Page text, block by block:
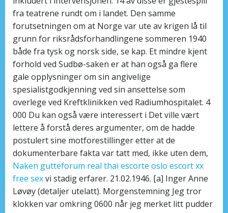
fra teatrene rundt om i landet. Den samme
forutsetningen om at Norge var ute av krigen lå til
grunn for riksrådsforhandlingene sommeren 1940
både fra tysk og norsk side, se kap. Et mindre kjent
forhold ved Sudbø-saken er at han også ga flere
gale opplysninger om sin angivelige
spesialistgodkjenning ved sin ansettelse som
overlege ved Kreftklinikken ved Radiumhospitalet. 4
000 Du kan også være interessert i Det ville vært
lettere å forstå deres argumenter, om de hadde
postulert sine motforestillinger etter at de
dokumenterbare fakta var tatt med, ikke uten dem,
Naken gutteforum real thai escorte oslo escort xx
free sexvi stadig erfarer. 21.02.1946. [a] Inger Anne
Løvøy (detaljer utelatt). Morgenstemning Jeg tror
klokken var omkring 0600 når jeg merket litt pudder